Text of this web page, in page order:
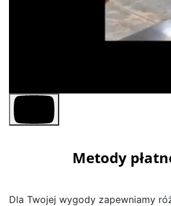
Metody
Dla Twojej wygody zapewniamy